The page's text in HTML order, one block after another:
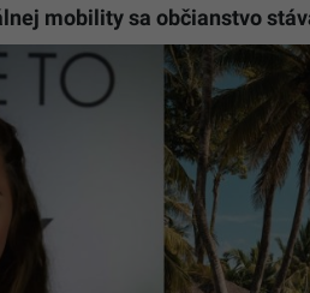
mobility sa občianstvo